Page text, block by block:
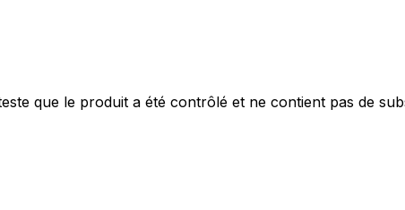
que le produit a été contrôlé et ne contient pas de
le contenu et les annonces, offrir des fonctionnalités de réseaux